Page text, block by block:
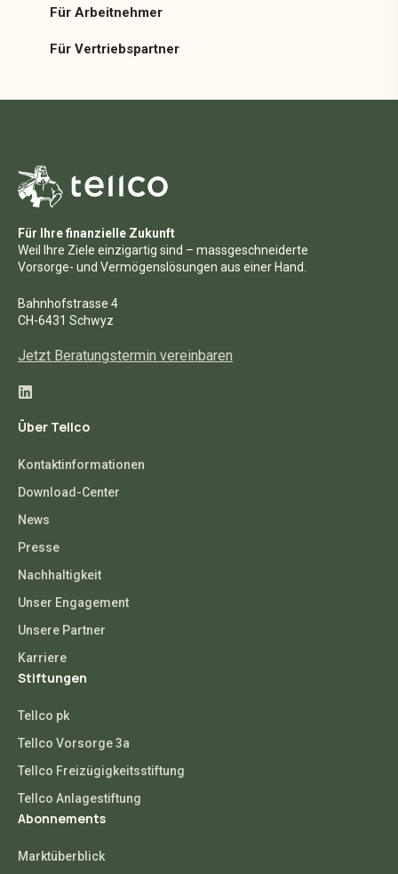
Für Arbeitnehmer
Für Vertriebspartner
Für Ihre finanzielle Zukunft
Weil Ihre Ziele einzigartig sind – massgeschneiderte
Vorsorge- und Vermögenslösungen aus einer Hand.
Bahnhofstrasse 4
CH-6431 Schwyz
Jetzt Beratungstermin vereinbaren
Über Tellco
Kontaktinformationen
Download-Center
News
Presse
Nachhaltigkeit
Unser Engagement
Unsere Partner
Karriere
Stiftungen
Tellco pk
Tellco Vorsorge 3a
Tellco Freizügigkeitsstiftung
Tellco Anlagestiftung
Abonnements
Marktüberblick